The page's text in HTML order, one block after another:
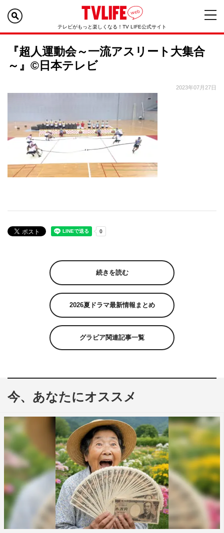
テレビがもっと楽しくなる！TV LIFE公式サイト
『超人運動会～一流アスリート大集合
～』©日本テレビ
2023年07月27日
続きを読む
2026夏ドラマ最新情報まとめ
グラビア関連記事一覧
今、あなたにオススメ